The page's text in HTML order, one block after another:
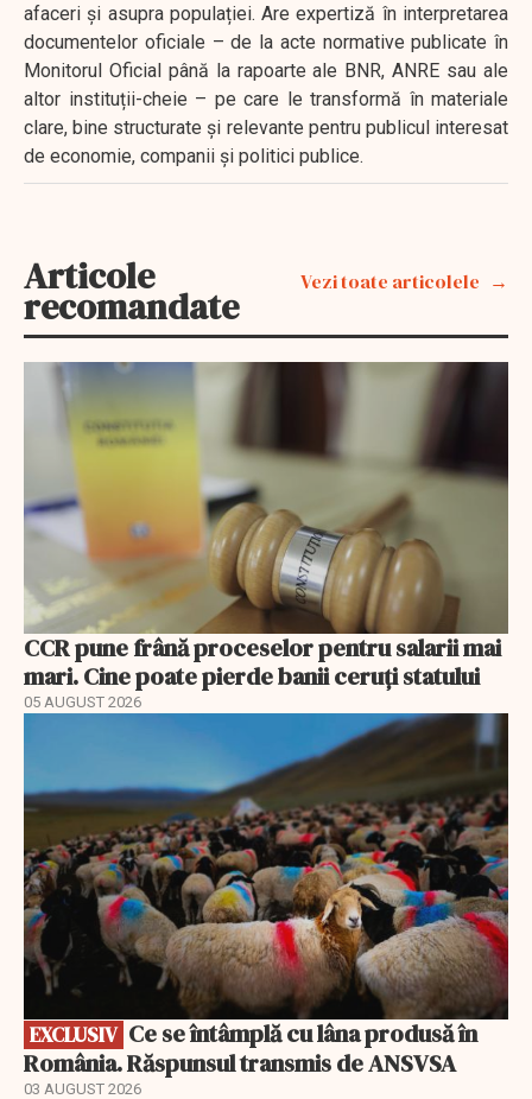
afaceri și asupra populației. Are expertiză în interpretarea
documentelor oficiale – de la acte normative publicate în
Monitorul Oficial până la rapoarte ale BNR, ANRE sau ale
altor instituții-cheie – pe care le transformă în materiale
clare, bine structurate și relevante pentru publicul interesat
de economie, companii și politici publice.
Articole
recomandate
Vezi toate articolele
CCR pune frână proceselor pentru salarii mai
mari. Cine poate pierde banii ceruți statului
05 AUGUST 2026
EXCLUSIV
România. Răspunsul transmis de ANSVSA
03 AUGUST 2026